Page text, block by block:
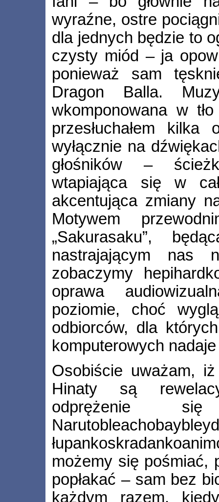
wyraźne, ostre
dla jednych będzie to
czysty miód – ja
ponieważ sam
Dragon Balla.
wkomponowana w
przesłuchałem kilka
wyłącznie na
głośników –
wtapiająca się w
akcentująca zmiany
Motywem
„Sakurasaku”,
nastrajającym
zobaczymy
oprawa
poziomie, choć
odbiorców, dla
komputerowych
Osobiście uważam,
Hinaty są
odprężenie
możemy się pośmiać,
popłakać – sam bez
każdym razem,